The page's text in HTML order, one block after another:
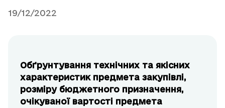
19/12/2022
Обґрунтування технічних та якісних
характеристик предмета закупівлі,
розміру бюджетного призначення,
очікуваної вартості предмета